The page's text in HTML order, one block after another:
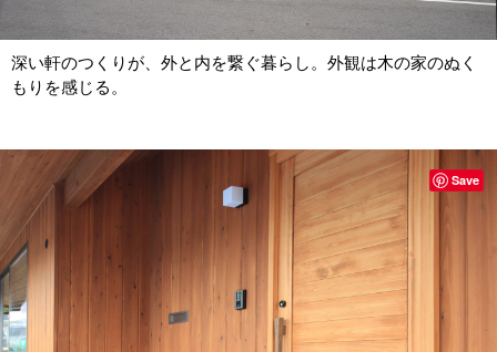
深い軒のつくりが、外と内を繋ぐ暮らし。外観は木の家のぬく
もりを感じる。
Save